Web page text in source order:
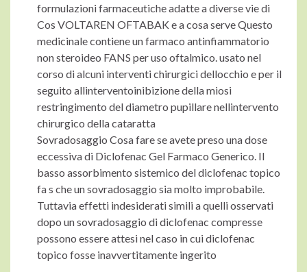
formulazioni farmaceutiche adatte a diverse vie di
Cos VOLTAREN OFTABAK e a cosa serve Questo
medicinale contiene un farmaco antinfiammatorio
non steroideo FANS per uso oftalmico. usato nel
corso di alcuni interventi chirurgici dellocchio e per il
seguito allinterventoinibizione della miosi
restringimento del diametro pupillare nellintervento
chirurgico della cataratta
Sovradosaggio Cosa fare se avete preso una dose
eccessiva di Diclofenac Gel Farmaco Generico. Il
basso assorbimento sistemico del diclofenac topico
fa s che un sovradosaggio sia molto improbabile.
Tuttavia effetti indesiderati simili a quelli osservati
dopo un sovradosaggio di diclofenac compresse
possono essere attesi nel caso in cui diclofenac
topico fosse inavvertitamente ingerito